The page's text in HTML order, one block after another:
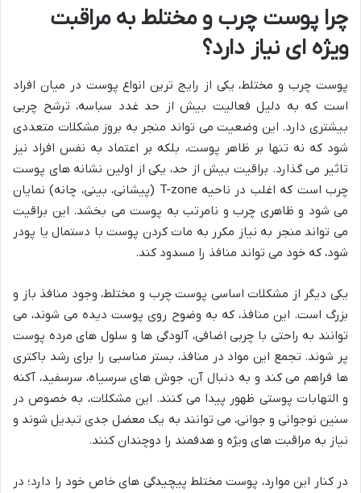
چرا پوست چرب و مختلط به مراقبت
ویژه ای نیاز دارد؟
پوست چرب و مختلط، یکی از رایج ترین انواع پوست در میان افراد
است که به دلیل فعالیت بیش از حد غدد سباسه، ترشح چربی
بیشتری دارد. این وضعیت می تواند منجر به بروز مشکلات متعددی
شود که نه تنها بر ظاهر پوست، بلکه بر اعتماد به نفس افراد نیز
تاثیر می گذارد. براقیت بیش از حد، یکی از اولین نشانه های پوست
چرب است که اغلب در ناحیه T-zone (پیشانی، بینی، چانه) نمایان
می شود و ظاهری چرب و نامرتب به پوست می بخشد. این براقیت
می تواند منجر به نیاز مکرر به مات کردن پوست با دستمال یا پودر
شود، که خود می تواند منافذ را مسدود کند.
یکی دیگر از مشکلات اساسی پوست چرب و مختلط، وجود منافذ باز و
بزرگ است. این منافذ، که به وضوح روی پوست دیده می شوند، می
توانند به راحتی با چربی اضافی، آلودگی ها و سلول های مرده پوست
پر شوند. تجمع این مواد در منافذ، بستر مناسبی را برای رشد باکتری
ها فراهم می کند و به دنبال آن، جوش های سرسیاه، سرسفید، آکنه
و التهابات پوستی ظهور پیدا می کنند. این مشکلات، به خصوص در
سنین نوجوانی و جوانی، می توانند به یک معضل جدی تبدیل شوند و
نیاز به مراقبت های ویژه و هدفمند را دوچندان کنند.
در کنار این موارد، پوست مختلط پیچیدگی های خاص خود را دارد؛ در